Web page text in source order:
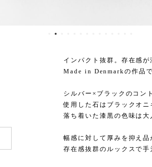
インパクト抜群。存在感が
Made in Denmarkの作品で
シルバー×ブラックのコン
使用した石はブラックオニ
落ち着いた漆黒の色味は大
幅感に対して厚みを抑え
存在感抜群のルックスで手